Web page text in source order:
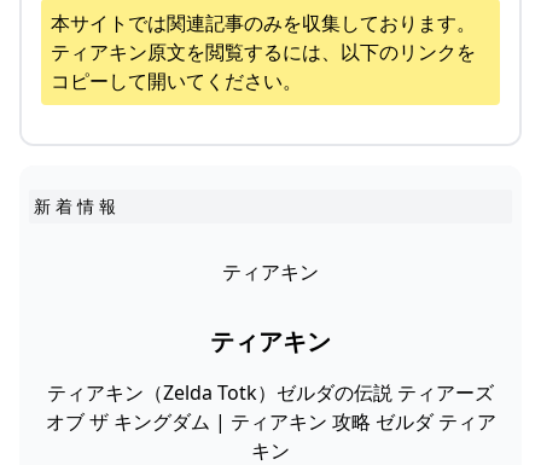
本サイトでは関連記事のみを収集しております。
ティアキン原文を閲覧するには、以下のリンクを
コピーして開いてください。
新 着 情 報
ティアキン
ティアキン
ティアキン（Zelda Totk）ゼルダの伝説 ティアーズ
オブ ザ キングダム | ティアキン 攻略 ゼルダ ティア
キン